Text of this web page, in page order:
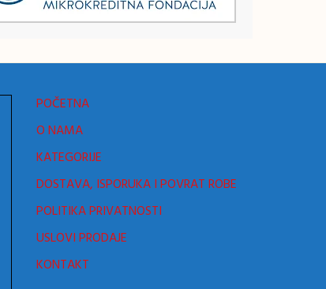
POČETNA
O NAMA
KATEGORIJE
DOSTAVA, ISPORUKA I POVRAT ROBE
POLITIKA PRIVATNOSTI
USLOVI PRODAJE
KONTAKT